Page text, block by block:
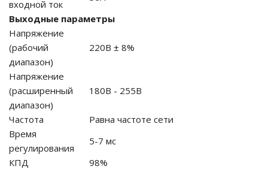
и продвинутых
защита)
и
входной ток
Выходные параметры
Напряжение
(рабочий
диапазон)
220В ± 8%
Напряжение
(расширенный
диапазон)
180В - 255В
Частота
Равна частоте сети
Время
регулирования
5-7 мс
КПД
98%